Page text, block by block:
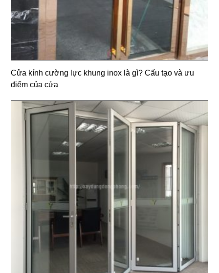
Cửa kính cường lực khung inox là gì? Cấu tạo và ưu
điểm của cửa